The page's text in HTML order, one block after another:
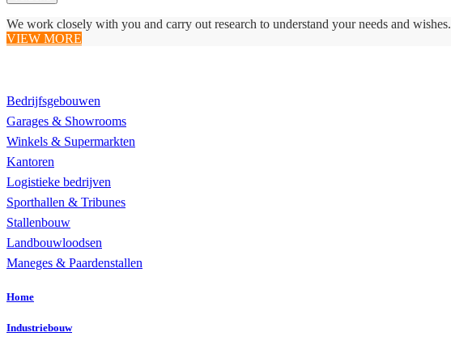
We work closely with you and carry out research to understand your needs and wishes.
VIEW MORE
Bedrijfsgebouwen
Garages & Showrooms
Winkels & Supermarkten
Kantoren
Logistieke bedrijven
Sporthallen & Tribunes
Stallenbouw
Landbouwloodsen
Maneges & Paardenstallen
Home
Industriebouw